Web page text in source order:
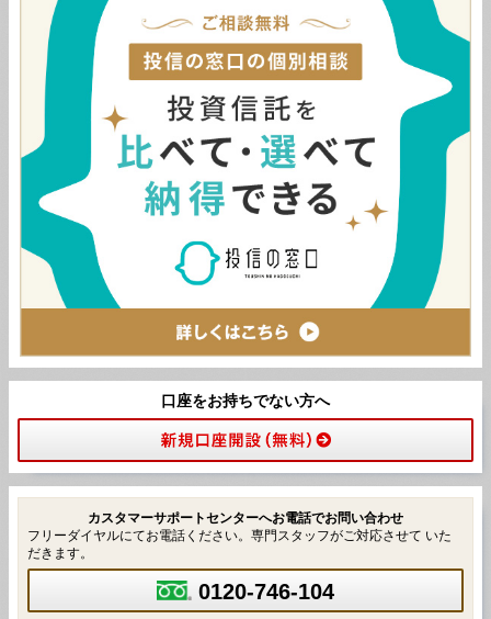
口座をお持ちでない方へ
カスタマーサポートセンターへお電話でお問い合わせ
フリーダイヤルにてお電話ください。専門スタッフがご対応させて いた
だきます。
0120-746-104